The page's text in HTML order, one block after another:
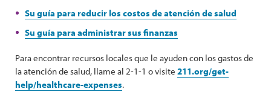
Su guía para reducir los costos de atención de salud
Su guía para administrar sus finanzas
Para encontrar recursos locales que le ayuden con los gastos de
la atención de salud, llame al 2-1-1 o visite 211.org/get-
help/healthcare-expenses.